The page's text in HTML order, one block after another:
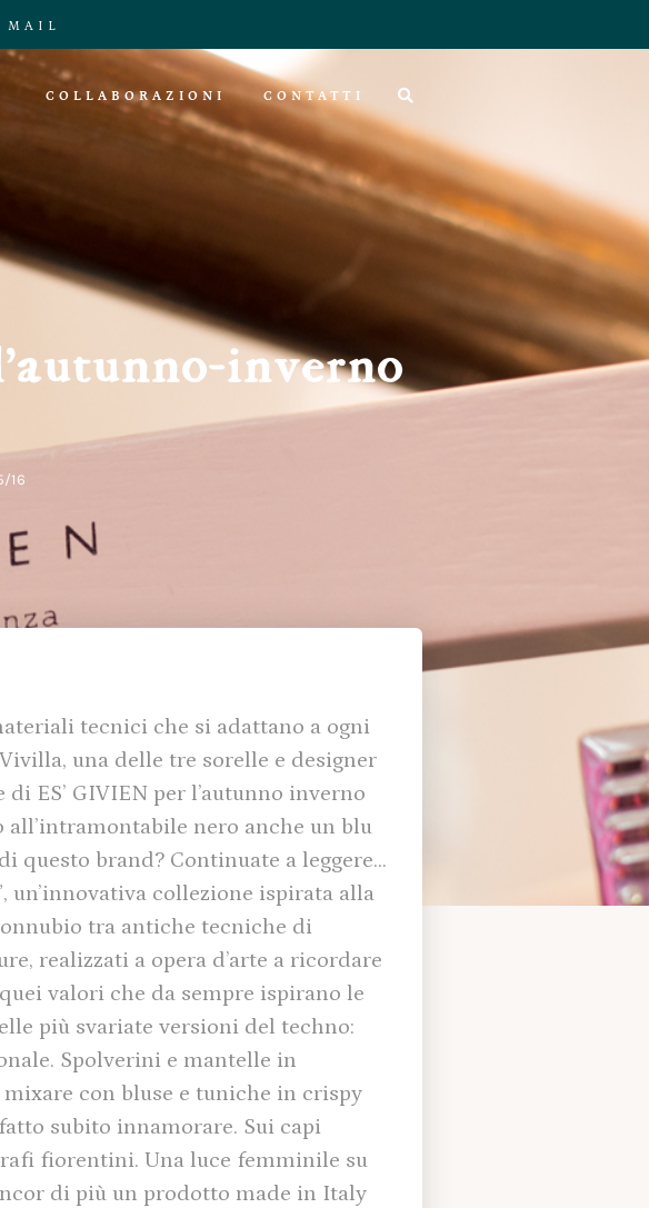
MAIL
COLLABORAZIONI CONTATTI
inverno
16
tecnici che si adattano a ogni
una delle tre sorelle e designer
di ES’ GIVIEN per l’autunno inverno
all’intramontabile nero anche un blu
questo brand? Continuate a leggere…
un’innovativa collezione ispirata alla
tra antiche tecniche di
realizzati a opera d’arte a ricordare
valori che da sempre ispirano le
più svariate versioni del techno:
Spolverini e mantelle in
con bluse e tuniche in crispy
subito innamorare. Sui capi
fiorentini. Una luce femminile su
di più un prodotto made in Italy